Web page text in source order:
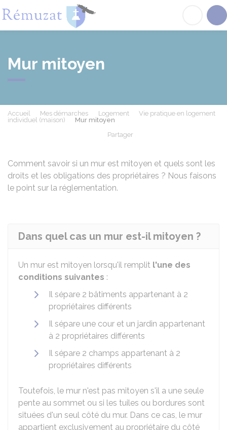
Mur mitoyen
Accueil Mes démarches Logement
Vie pratique en logement
individuel (maison)
Mur mitoyen
Partager
Comment savoir si un mur est mitoyen et quels sont les
droits et les obligations des propriétaires ? Nous faisons
le point sur la réglementation.
Dans quel cas un mur est-il mitoyen ?
Un mur est mitoyen lorsqu'il remplit l'une des
conditions suivantes :
Il sépare 2 bâtiments appartenant à 2
propriétaires différents
Il sépare une cour et un jardin appartenant
à 2 propriétaires différents
Il sépare 2 champs appartenant à 2
propriétaires différents
Toutefois, le mur n'est pas mitoyen s'il a une seule
pente au sommet ou si les tuiles ou bordures sont
situées d'un seul côté du mur. Dans ce cas, le mur
appartient exclusivement au propriétaire du côté